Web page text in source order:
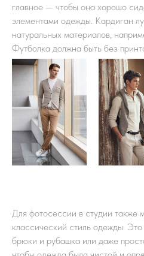
главное — чтобы она хорошо
элементами одежды. Кардиган
натуральных материалов,
Футболка должна быть без
Для фотосессии в студии также
классический стиль одежды.
брюки и рубашка или даже